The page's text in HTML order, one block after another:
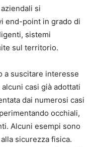
si
end-point in grado di
sistemi
sul territorio.
a suscitare interesse
casi già adottati
dai numerosi casi
occhiali,
Alcuni esempi sono
sicurezza fisica.